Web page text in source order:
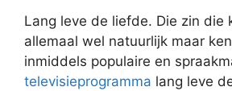
Lang leve de liefde. Die zin die
allemaal wel natuurlijk maar
inmiddels populaire en
televisieprogramma lang leve